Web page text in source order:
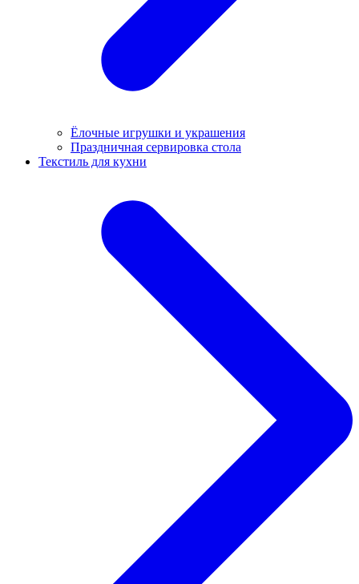
Ёлочные игрушки и украшения
Праздничная сервировка стола
Текстиль для кухни